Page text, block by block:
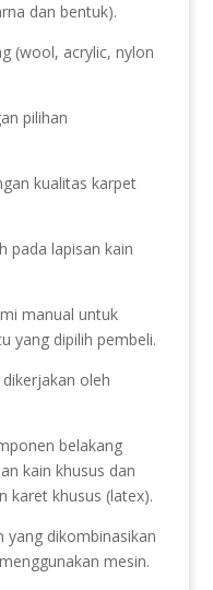
dan bentuk).
(wool, acrylic, nylon
pilihan
kualitas karpet
pada lapisan kain
manual untuk
yang dipilih pembeli.
oleh
belakang
kain khusus dan
karet khusus (latex).
yang dikombinasikan
mesin.